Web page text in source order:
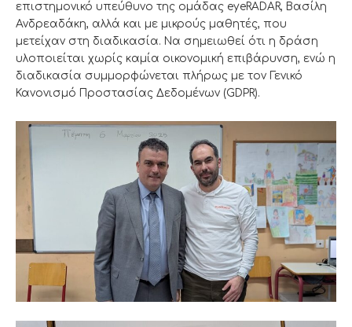
επιστημονικό υπεύθυνο της ομάδας eyeRADAR, Βασίλη
Ανδρεαδάκη, αλλά και με μικρούς μαθητές, που
μετείχαν στη διαδικασία. Να σημειωθεί ότι η δράση
υλοποιείται χωρίς καμία οικονομική επιβάρυνση, ενώ η
διαδικασία συμμορφώνεται πλήρως με τον Γενικό
Κανονισμό Προστασίας Δεδομένων (GDPR).